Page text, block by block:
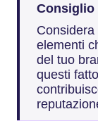
Consiglio
elementi
del tuo
questi